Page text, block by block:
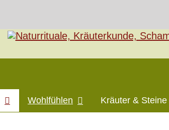
Wohlfühlen Kräuter & Steine